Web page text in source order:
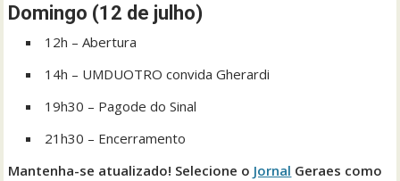
Domingo (12 de julho)
12h – Abertura
14h – UMDUOTRO convida Gherardi
19h30 – Pagode do Sinal
21h30 – Encerramento
Mantenha-se atualizado! Selecione o Jornal Geraes como